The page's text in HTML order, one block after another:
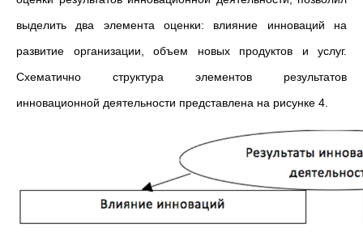
выделить два элемента оценки: влияние инноваций на
развитие организации, объем новых продуктов и услуг.
Схематично структура элементов результатов
инновационной деятельности представлена на рисунке 4.